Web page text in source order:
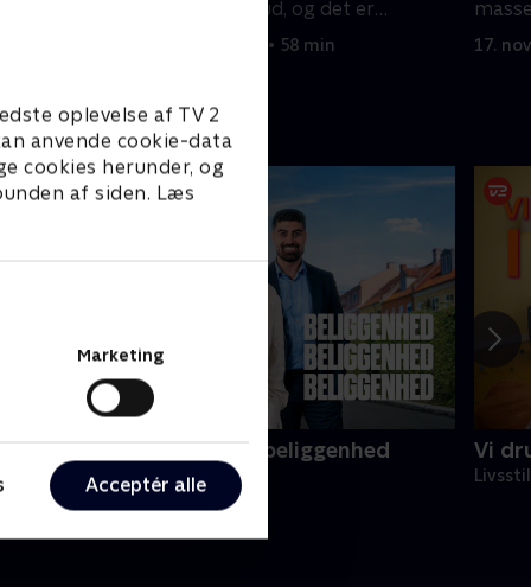
oplevelse af TV 2
anvende cookie-data
cookies herunder, og
af siden. Læs
Marketing
Acceptér alle
så rykker Stacey ud, og det er
14. november 2025 • 58 min 17.
beliggenhed, beliggenhed
• 18 sæsoner
Vi